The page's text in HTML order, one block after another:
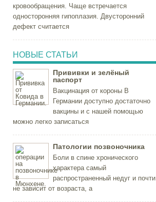
кровообращения. Чаще встречается
односторонняя гипоплазия. Двусторонний
дефект считается
НОВЫЕ СТАТЬИ
Прививки и зелёный
паспорт
Вакцинация от короны В
Германии доступно достаточно
вакцины и с нашей помощью
можно легко записаться
Патологии позвоночника
Боли в спине хронического
характера самый
распространенный недуг и почти
не зависит от возраста, а